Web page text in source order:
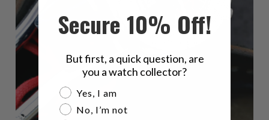
Secure 10% Off!
But first, a quick question, are
you a watch collector?
Are you a watch collector?
Yes, I am
No, I’m not